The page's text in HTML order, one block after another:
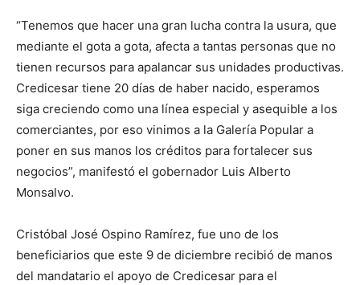
“Tenemos que hacer una gran lucha contra la usura, que
mediante el gota a gota, afecta a tantas personas que no
tienen recursos para apalancar sus unidades productivas.
Credicesar tiene 20 días de haber nacido, esperamos
siga creciendo como una línea especial y asequible a los
comerciantes, por eso vinimos a la Galería Popular a
poner en sus manos los créditos para fortalecer sus
negocios”, manifestó el gobernador Luis Alberto
Monsalvo.
Cristóbal José Ospino Ramírez, fue uno de los
beneficiarios que este 9 de diciembre recibió de manos
del mandatario el apoyo de Credicesar para el